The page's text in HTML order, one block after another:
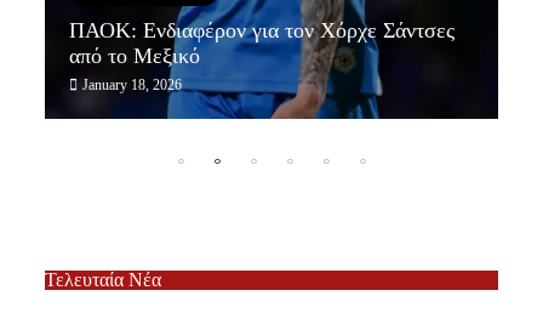
ΠΑΟΚ: Ενδιαφέρον για τον Χόρχε Σάντσες
από το Μεξικό
January 18, 2026
Τελευταία Νέα